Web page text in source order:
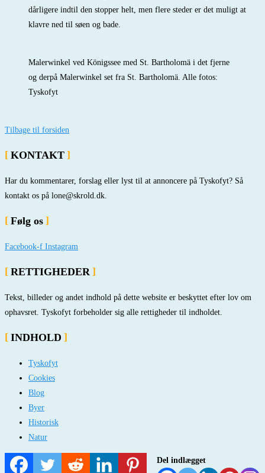
dårligere indtil den stopper helt, men flere steder er det muligt at
klavre ned til søen og bade.
Malerwinkel ved Königssee med St. Bartholomä i det fjerne
og derpå Malerwinkel set fra St. Bartholomä. Alle fotos:
Tyskofyt
Tilbage til forsiden
KONTAKT
Har du kommentarer, forslag eller lyst til at annoncere på Tyskofyt? Så
kontakt os på lone@skrold.dk.
Følg os
Facebook-f Instagram
RETTIGHEDER
Tekst, billeder og andet indhold på dette website er beskyttet efter lov om
ophavsret. Tyskofyt forbeholder sig alle rettigheder til indholdet.
INDHOLD
Tyskofyt
Cookies
Blog
Byer
Historisk
Natur
Del indlægget